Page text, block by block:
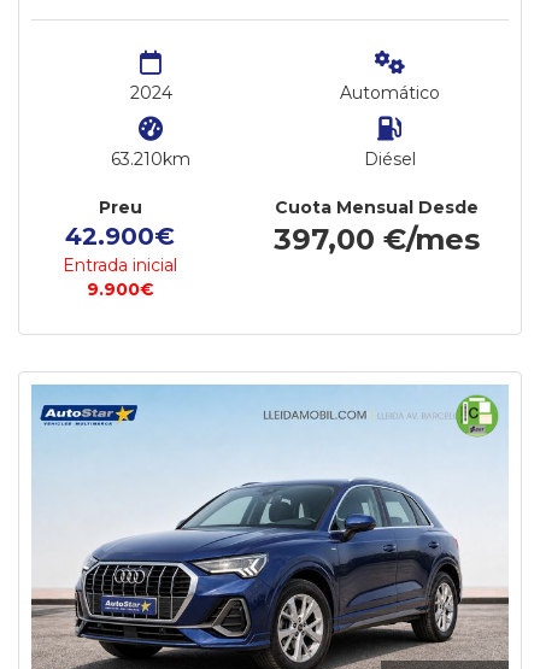
2024
63.210km
Automático
Diésel
Preu
42.900€
Entrada inicial
9.900€
Cuota Mensual Desde
397,00 €/mes